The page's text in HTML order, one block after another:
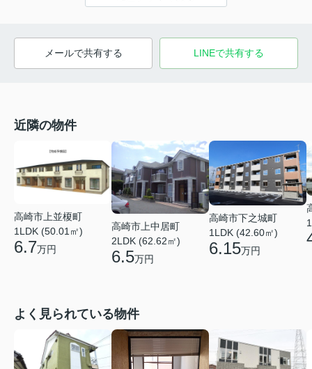
メールで共有する LINEで共有する
近隣の物件
高崎市上並榎町
1LDK (50.01㎡)
6.7万円
高崎市上中居町
2LDK (62.62㎡)
6.5万円
高崎市下之城町
1LDK (42.60㎡)
6.15万円
よく見られている物件